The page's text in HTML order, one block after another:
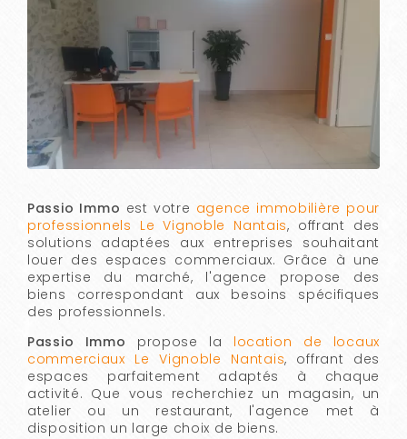
Passio Immo est votre agence immobilière pour
professionnels Le Vignoble Nantais, offrant des
solutions adaptées aux entreprises souhaitant
louer des espaces commerciaux. Grâce à une
expertise du marché, l'agence propose des
biens correspondant aux besoins spécifiques
des professionnels.
Passio Immo propose la location de locaux
commerciaux Le Vignoble Nantais, offrant des
espaces parfaitement adaptés à chaque
activité. Que vous recherchiez un magasin, un
atelier ou un restaurant, l'agence met à
disposition un large choix de biens.